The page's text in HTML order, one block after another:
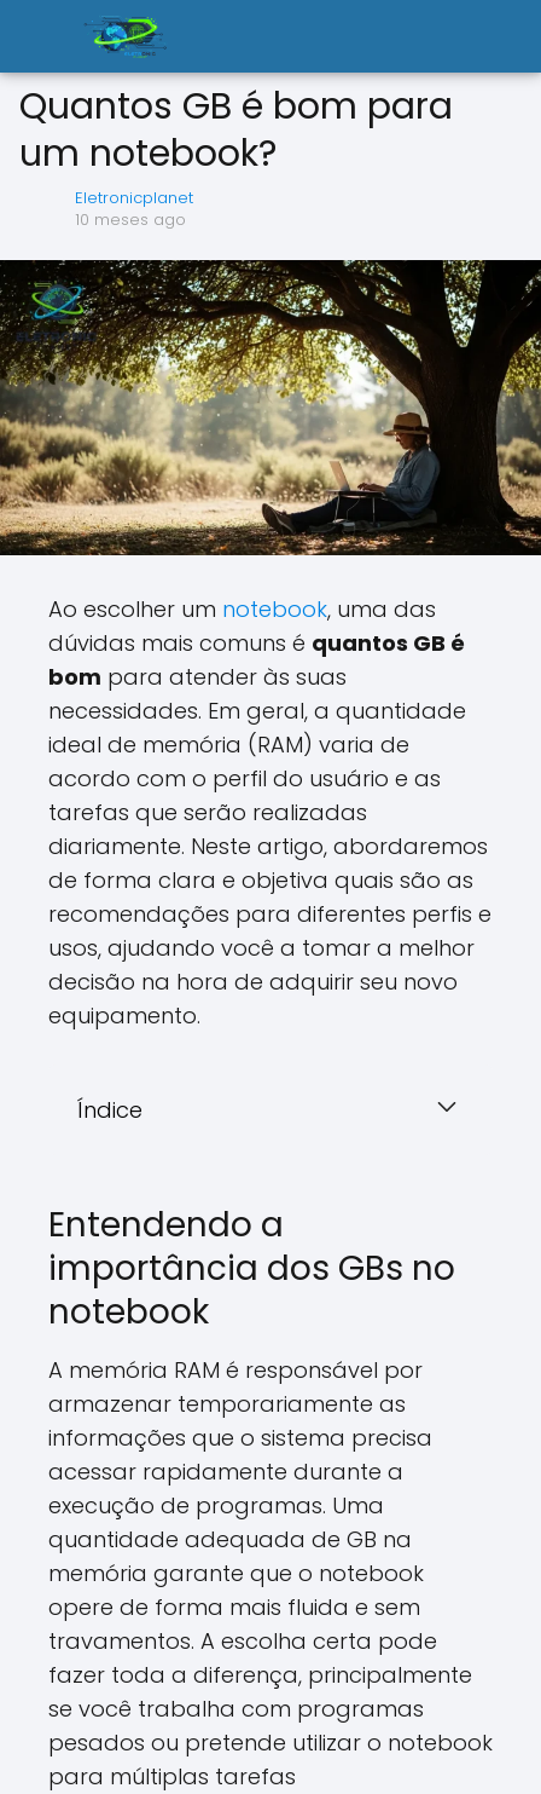
Quantos GB é bom para
um notebook?
Eletronicplanet
10 meses ago
Ao escolher um notebook, uma das
dúvidas mais comuns é quantos GB é
bom para atender às suas
necessidades. Em geral, a quantidade
ideal de memória (RAM) varia de
acordo com o perfil do usuário e as
tarefas que serão realizadas
diariamente. Neste artigo, abordaremos
de forma clara e objetiva quais são as
recomendações para diferentes perfis e
usos, ajudando você a tomar a melhor
decisão na hora de adquirir seu novo
equipamento.
Índice
Entendendo a
importância dos GBs no
notebook
A memória RAM é responsável por
armazenar temporariamente as
informações que o sistema precisa
acessar rapidamente durante a
execução de programas. Uma
quantidade adequada de GB na
memória garante que o notebook
opere de forma mais fluida e sem
travamentos. A escolha certa pode
fazer toda a diferença, principalmente
se você trabalha com programas
pesados ou pretende utilizar o notebook
para múltiplas tarefas